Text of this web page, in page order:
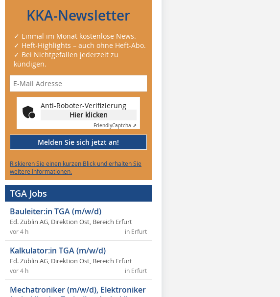
KKA-Newsletter
✓ Einmal im Monat kostenlose News.
✓ Heft-Highlights – auch ohne Heft-Abo.
✓ Bei Nichtgefallen jederzeit zu
kündigen.
Anti-Roboter-Verifizierung
Hier klicken
FriendlyCaptcha ⇗
Melden Sie sich jetzt an!
Riskieren Sie einen kurzen Blick und erhalten Sie
weitere Informationen.
TGA Jobs
Bauleiter:in TGA (m/w/d)
Ed. Züblin AG, Direktion Ost, Bereich Erfurt
in Erfurt
vor 4 h
Kalkulator:in TGA (m/w/d)
Ed. Züblin AG, Direktion Ost, Bereich Erfurt
in Erfurt
vor 4 h
Mechatroniker (m/w/d), Elektroniker